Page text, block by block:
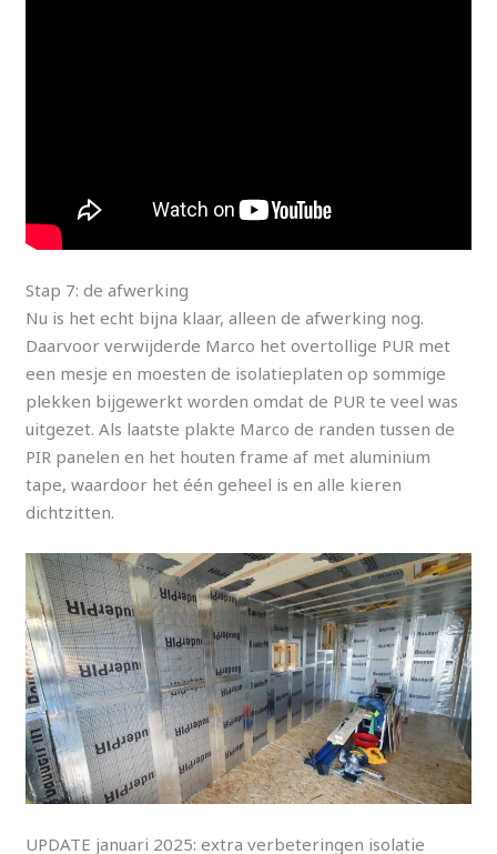
Stap 7: de afwerking
Nu is het echt bijna klaar, alleen de afwerking nog.
Daarvoor verwijderde Marco het overtollige PUR met
een mesje en moesten de isolatieplaten op sommige
plekken bijgewerkt worden omdat de PUR te veel was
uitgezet. Als laatste plakte Marco de randen tussen de
PIR panelen en het houten frame af met aluminium
tape, waardoor het één geheel is en alle kieren
dichtzitten.
UPDATE januari 2025: extra verbeteringen isolatie